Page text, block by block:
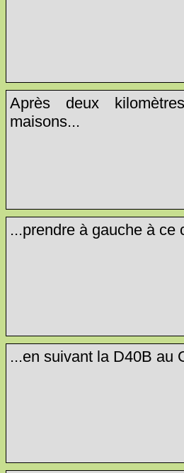
Après deux
maisons...
...prendre à gauche à ce
...en suivant la D40B au